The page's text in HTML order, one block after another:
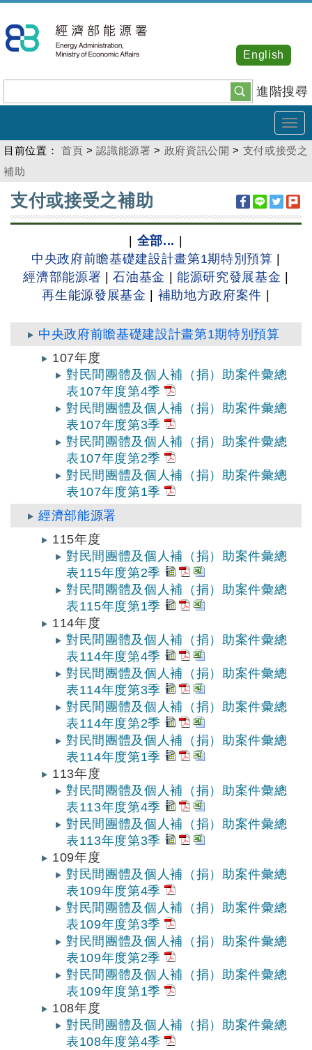
到
主
內
容
進階搜尋
English
目前位置： 首頁 >認識能源署 > 政府資訊公開 > 支付或接受之
補助
:::
支付或接受之補助
全部...
中央政府前瞻基礎建設計畫第1期特別預算
經濟部能源署 |石油基金 能源研究發展基金
再生能源發展基金
補助地方政府案件
中央政府前瞻基礎建設計畫第1期特別預算
107年度
對民間團體及個人補（捐）助案件彙總
表107年度第4季
對民間團體及個人補（捐）助案件彙總
表107年度第3季
對民間團體及個人補（捐）助案件彙總
表107年度第2季
對民間團體及個人補（捐）助案件彙總
表107年度第1季
經濟部能源署
115年度
對民間團體及個人補（捐）助案件彙總
表115年度第2季
對民間團體及個人補（捐）助案件彙總
表115年度第1季
114年度
對民間團體及個人補（捐）助案件彙總
表114年度第4季
對民間團體及個人補（捐）助案件彙總
表114年度第3季
對民間團體及個人補（捐）助案件彙總
表114年度第2季
對民間團體及個人補（捐）助案件彙總
表114年度第1季
113年度
對民間團體及個人補（捐）助案件彙總
表113年度第4季
對民間團體及個人補（捐）助案件彙總
表113年度第3季
109年度
對民間團體及個人補（捐）助案件彙總
表109年度第4季
對民間團體及個人補（捐）助案件彙總
表109年度第3季
對民間團體及個人補（捐）助案件彙總
表109年度第2季
對民間團體及個人補（捐）助案件彙總
表109年度第1季
108年度
對民間團體及個人補（捐）助案件彙總
表108年度第4季